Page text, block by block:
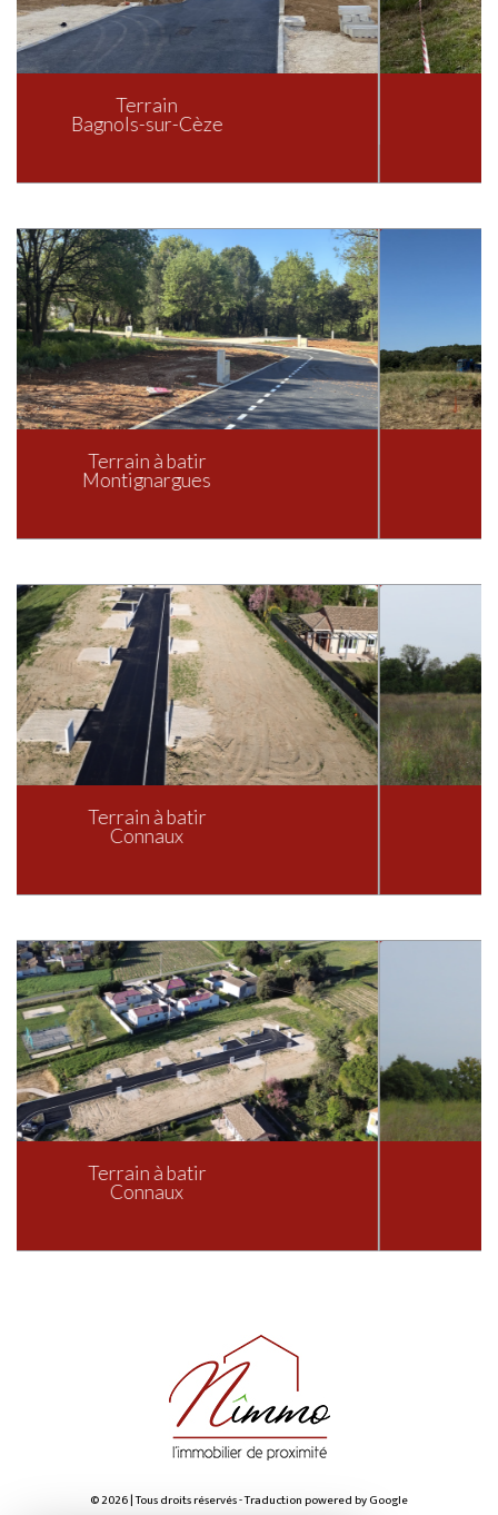
Terrain à batir
La Calmette
Terrain à batir
Garrigues-Sainte-Eulalie
Terrain à batir
Garrigues-Sainte-Eulalie
© 2026 | Tous droits réservés - Traduction powered by Google